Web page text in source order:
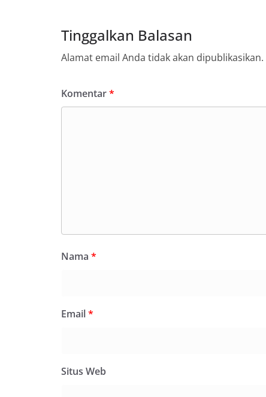
Tinggalkan Balasan
Alamat email Anda tidak akan dipublikasikan.
Komentar*
Nama *
Email*
Situs Web